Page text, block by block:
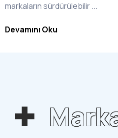
markaların sürdürülebilir ...
Devamını Oku